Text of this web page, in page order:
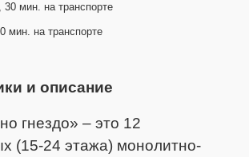
, 30 мин. на транспорте
мин. на транспорте
и описание
гнездо» – это 12
(15-24 этажа) монолитно-